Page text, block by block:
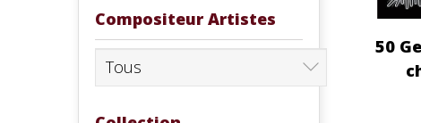
Compositeur Artistes
50